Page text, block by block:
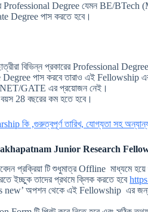
Professional Degree যেমন BE/
Degree পাস করতে হবে।
বিভিন্ন প্রকারের Professional
Degree পাস করবে তারাও এই
NET/GATE এর প্রয়োজন নেই।
বয়স 28 বছরের কম হতে হবে।
কি ,গুরুত্বপূর্ণ তারিখ, যোগ্যতা সহ
Junior Research
প্রক্রিয়া টি শুধুমাত্র Offline মাধ্যমে
ইচ্ছুক তাদের প্রথমে ক্লিক করতে হবে
new’ অপশন থেকে এই Fellowship এর